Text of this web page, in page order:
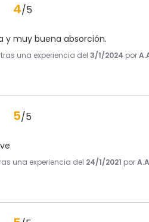
4/5
y muy buena absorción.
tras una experiencia del3/1/2024 por
5/5
una experiencia del 24/1/2021 por